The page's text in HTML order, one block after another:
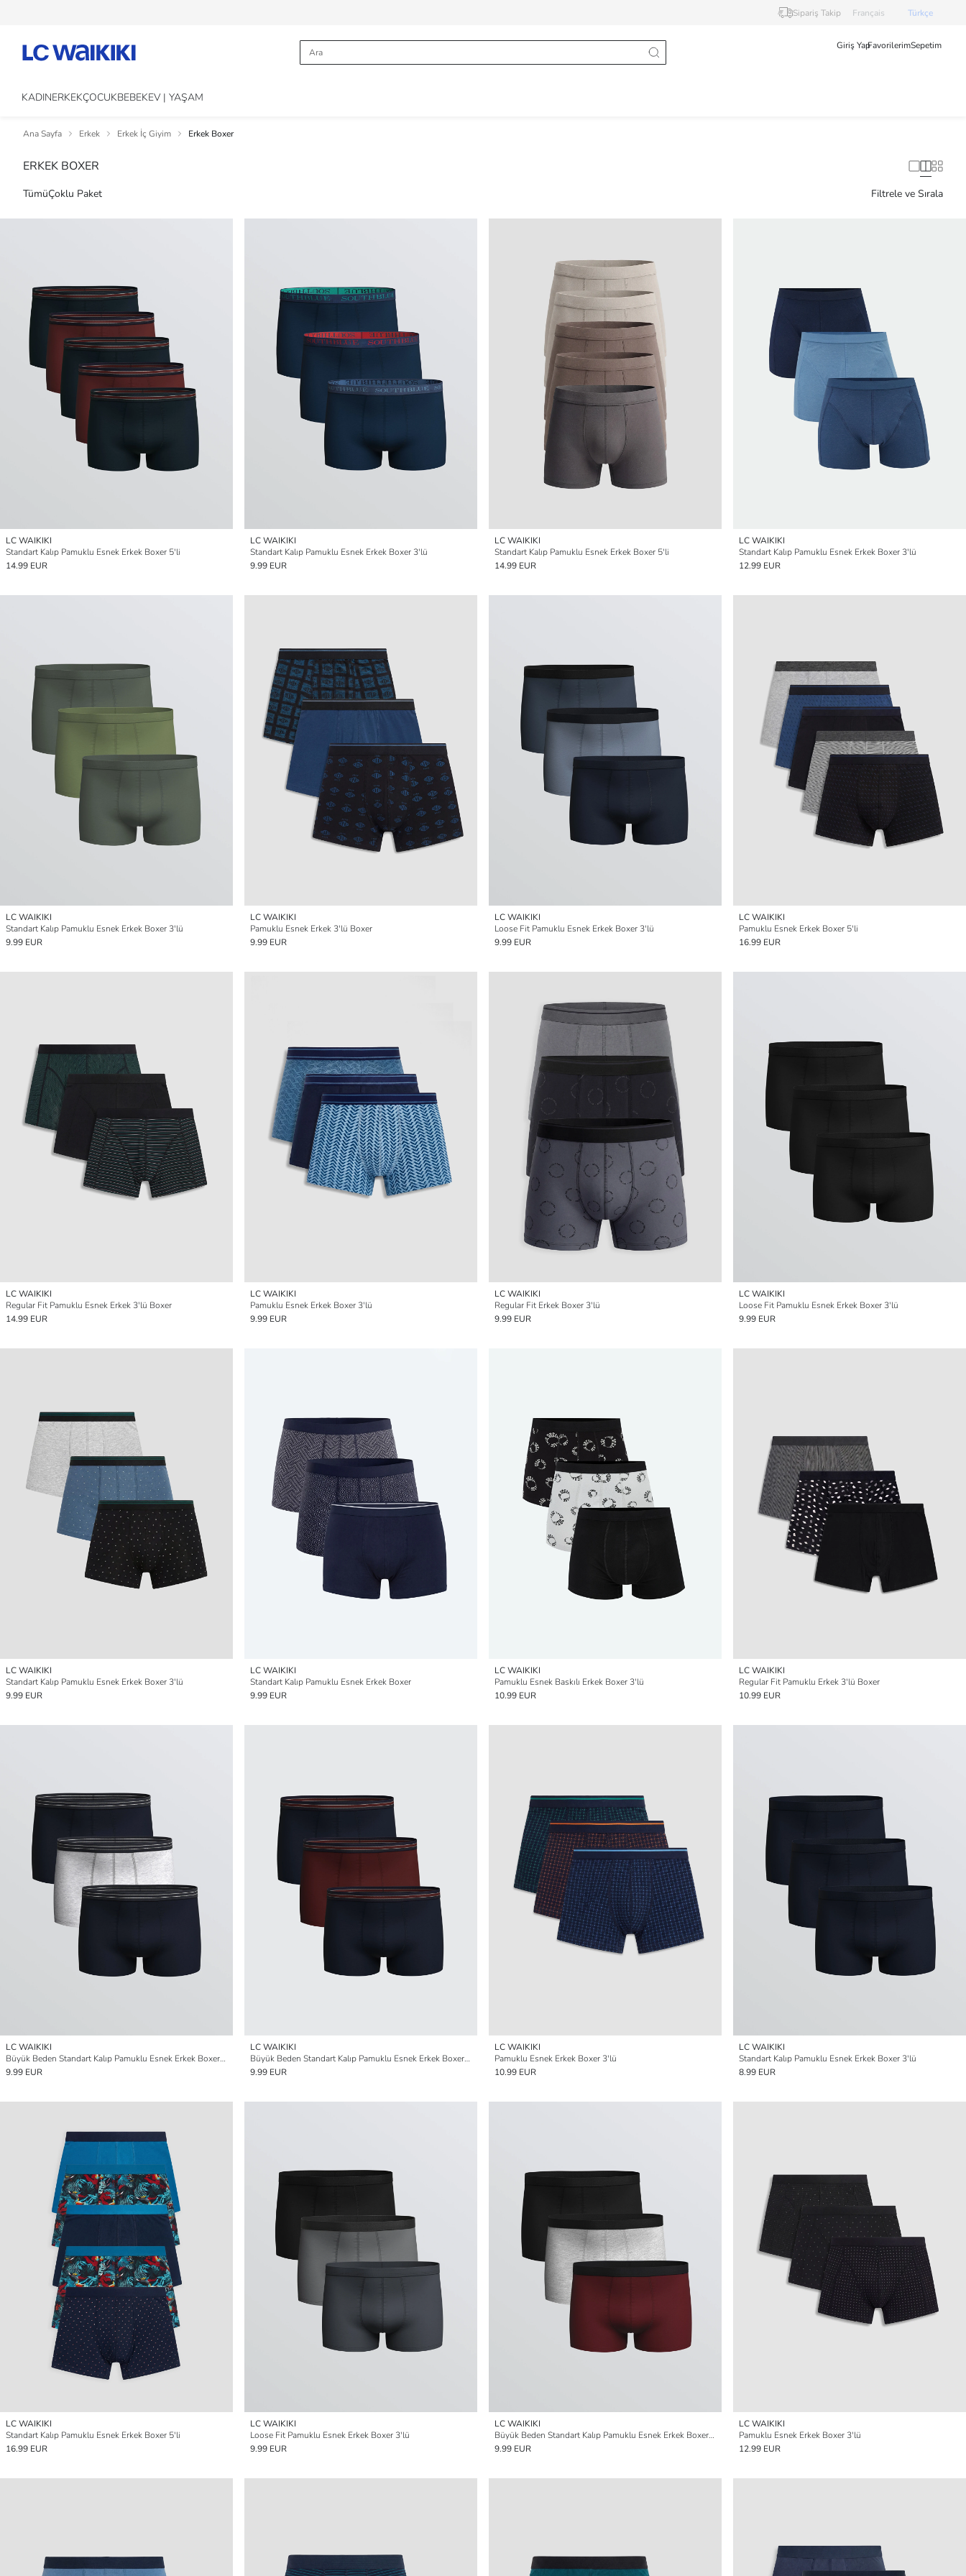
Sipariş Takip Français Türkçe
Giriş YapFavorilerimSepetim
KADINERKEKÇOCUKBEBEKEV | YAŞAM
Ana Sayfa Erkek Erkek İç Giyim Erkek Boxer
ERKEK BOXER
TümüÇoklu Paket Filtrele ve Sırala
LC WAIKIKI
Standart Kalıp Pamuklu Esnek Erkek Boxer 5'li
14.99 EUR
LC WAIKIKI
Standart Kalıp Pamuklu Esnek Erkek Boxer 3'lü
9.99 EUR
LC WAIKIKI
Standart Kalıp Pamuklu Esnek Erkek Boxer 5'li
14.99 EUR
LC WAIKIKI
Standart Kalıp Pamuklu Esnek Erkek Boxer 3'lü
12.99 EUR
LC WAIKIKI
Standart Kalıp Pamuklu Esnek Erkek Boxer 3'lü
9.99 EUR
LC WAIKIKI
Pamuklu Esnek Erkek 3'lü Boxer
9.99 EUR
LC WAIKIKI
Loose Fit Pamuklu Esnek Erkek Boxer 3'lü
9.99 EUR
LC WAIKIKI
Pamuklu Esnek Erkek Boxer 5'li
16.99 EUR
LC WAIKIKI
Regular Fit Pamuklu Esnek Erkek 3'lü Boxer
14.99 EUR
LC WAIKIKI
Pamuklu Esnek Erkek Boxer 3'lü
9.99 EUR
LC WAIKIKI
Regular Fit Erkek Boxer 3'lü
9.99 EUR
LC WAIKIKI
Loose Fit Pamuklu Esnek Erkek Boxer 3'lü
9.99 EUR
LC WAIKIKI
Standart Kalıp Pamuklu Esnek Erkek Boxer 3'lü
9.99 EUR
LC WAIKIKI
Standart Kalıp Pamuklu Esnek Erkek Boxer
9.99 EUR
LC WAIKIKI
Pamuklu Esnek Baskılı Erkek Boxer 3'lü
10.99 EUR
LC WAIKIKI
Regular Fit Pamuklu Erkek 3'lü Boxer
10.99 EUR
LC WAIKIKI
Büyük Beden Standart Kalıp Pamuklu Esnek Erkek Boxer 3'lü
9.99 EUR
LC WAIKIKI
Büyük Beden Standart Kalıp Pamuklu Esnek Erkek Boxer 3'lü
9.99 EUR
LC WAIKIKI
Pamuklu Esnek Erkek Boxer 3'lü
10.99 EUR
LC WAIKIKI
Standart Kalıp Pamuklu Esnek Erkek Boxer 3'lü
8.99 EUR
LC WAIKIKI
Standart Kalıp Pamuklu Esnek Erkek Boxer 5'li
16.99 EUR
LC WAIKIKI
Loose Fit Pamuklu Esnek Erkek Boxer 3'lü
9.99 EUR
LC WAIKIKI
Büyük Beden Standart Kalıp Pamuklu Esnek Erkek Boxer 3'lü
9.99 EUR
LC WAIKIKI
Pamuklu Esnek Erkek Boxer 3'lü
12.99 EUR